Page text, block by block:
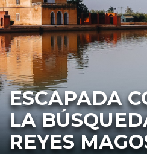
ESCAPADA
LA
REYES